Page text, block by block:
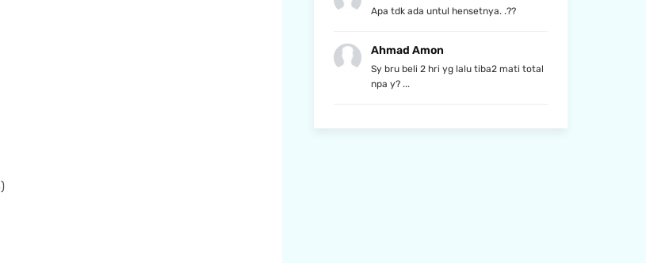
Apa tdk ada untul hensetnya. .??
Ahmad Amon
Sy bru beli 2 hri yg lalu tiba2 mati total
npa y? ...